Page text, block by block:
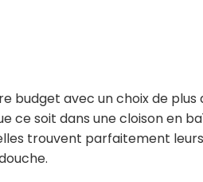
avec un choix de plus
ce soit dans une cloison en
trouvent parfaitement